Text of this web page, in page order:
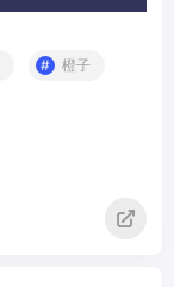
橙子